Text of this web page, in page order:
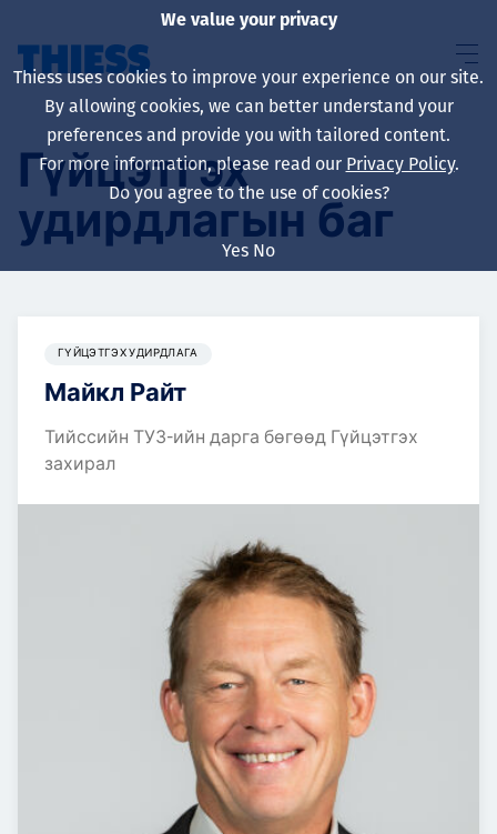
About us
Үйлчилгээ
Ажилтнууд ба
карьерын хөгжил
Гүйцэтгэх
удирдлагын баг
ГҮЙЦЭТГЭХ УДИРДЛАГА
Майкл Райт
Тийссийн ТУЗ-ийн дарга бөгөөд Гүйцэтгэх
захирал
We value your privacy
Thiess uses cookies to improve your experience on our site.
By allowing cookies, we can better understand your
preferences and provide you with tailored content.
For more information, please read our Privacy Policy.
Do you agree to the use of cookies?
Yes No